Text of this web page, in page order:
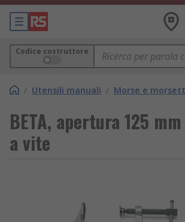
Codice costruttore
/ Utensili manuali / Morse e
BETA, apertura 125
a vite